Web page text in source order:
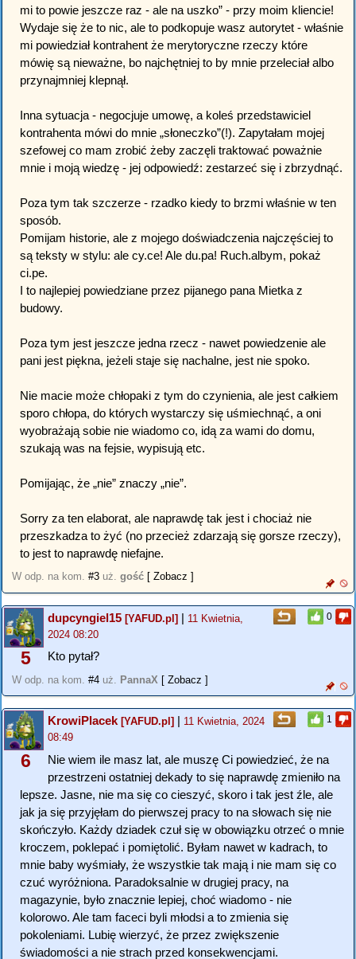
mi to powie jeszcze raz - ale na uszko” - przy moim kliencie!
Wydaje się że to nic, ale to podkopuje wasz autorytet - właśnie
mi powiedział kontrahent że merytoryczne rzeczy które
mówię są nieważne, bo najchętniej to by mnie przeleciał albo
przynajmniej klepnął.
Inna sytuacja - negocjuje umowę, a koleś przedstawiciel
kontrahenta mówi do mnie „słoneczko”(!). Zapytałam mojej
szefowej co mam zrobić żeby zaczęli traktować poważnie
mnie i moją wiedzę - jej odpowiedź: zestarzeć się i zbrzydnąć.
Poza tym tak szczerze - rzadko kiedy to brzmi właśnie w ten
sposób.
Pomijam historie, ale z mojego doświadczenia najczęściej to
są teksty w stylu: ale cy.ce! Ale du.pa! Ruch.albym, pokaż
ci.pe.
I to najlepiej powiedziane przez pijanego pana Mietka z
budowy.
Poza tym jest jeszcze jedna rzecz - nawet powiedzenie ale
pani jest piękna, jeżeli staje się nachalne, jest nie spoko.
Nie macie może chłopaki z tym do czynienia, ale jest całkiem
sporo chłopa, do których wystarczy się uśmiechnąć, a oni
wyobrażają sobie nie wiadomo co, idą za wami do domu,
szukają was na fejsie, wypisują etc.
Pomijając, że „nie” znaczy „nie”.
Sorry za ten elaborat, ale naprawdę tak jest i chociaż nie
przeszkadza to żyć (no przecież zdarzają się gorsze rzeczy),
to jest to naprawdę niefajne.
W odp. na kom. #3 uż. gość [ Zobacz ]
0
5
dupcyngiel15 [YAFUD.pl] | 11 Kwietnia,
2024 08:20
Kto pytał?
W odp. na kom. #4 uż. PannaX [ Zobacz ]
1
6
KrowiPlacek[YAFUD.pl] | 11 Kwietnia, 2024
08:49
Nie wiem ile masz lat, ale muszę Ci powiedzieć, że na
przestrzeni ostatniej dekady to się naprawdę zmieniło na
lepsze. Jasne, nie ma się co cieszyć, skoro i tak jest źle, ale
jak ja się przyjęłam do pierwszej pracy to na słowach się nie
skończyło. Każdy dziadek czuł się w obowiązku otrzeć o mnie
kroczem, poklepać i pomiętolić. Byłam nawet w kadrach, to
mnie baby wyśmiały, że wszystkie tak mają i nie mam się co
czuć wyróżniona. Paradoksalnie w drugiej pracy, na
magazynie, było znacznie lepiej, choć wiadomo - nie
kolorowo. Ale tam faceci byli młodsi a to zmienia się
pokoleniami. Lubię wierzyć, że przez zwiększenie
świadomości a nie strach przed konsekwencjami.